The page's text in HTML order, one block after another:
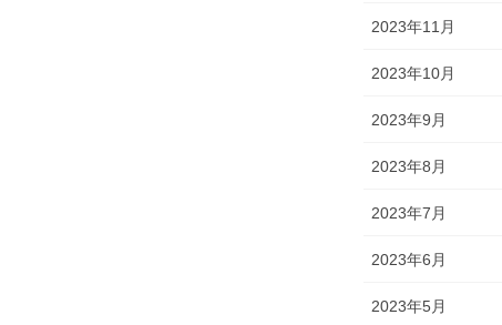
2023年11月
2023年10月
2023年9月
2023年8月
2023年7月
2023年6月
2023年5月